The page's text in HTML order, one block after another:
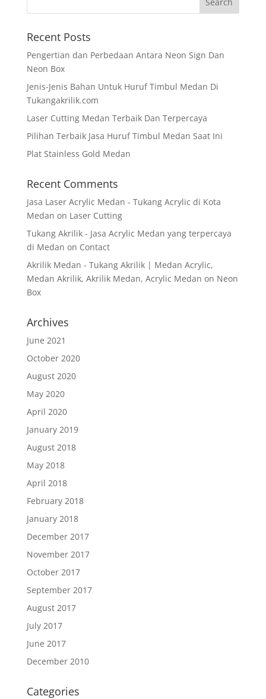
Recent Posts
Pengertian dan Perbedaan Antara Neon Sign Dan
Neon Box
Jenis-Jenis Bahan Untuk Huruf Timbul Medan Di
Tukangakrilik.com
Laser Cutting Medan Terbaik Dan Terpercaya
Pilihan Terbaik Jasa Huruf Timbul Medan Saat Ini
Plat Stainless Gold Medan
Recent Comments
Jasa Laser Acrylic Medan - Tukang Acrylic di Kota
Medan on Laser Cutting
Tukang Akrilik - Jasa Acrylic Medan yang terpercaya
di Medan on Contact
Akrilik Medan - Tukang Akrilik | Medan Acrylic,
Medan Akrilik, Akrilik Medan, Acrylic Medan on Neon
Box
Archives
June 2021
October 2020
August 2020
May 2020
April 2020
January 2019
August 2018
May 2018
April 2018
February 2018
January 2018
December 2017
November 2017
October 2017
September 2017
August 2017
July 2017
June 2017
December 2010
Categories